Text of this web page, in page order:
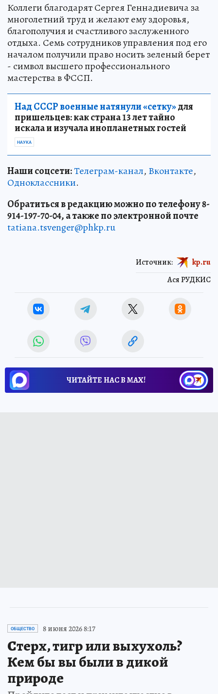
Коллеги благодарят Сергея Геннадиевича за
многолетний труд и желают ему здоровья,
благополучия и счастливого заслуженного
отдыха. Семь сотрудников управления под его
началом получили право носить зеленый берет
- символ высшего профессионального
мастерства в ФССП.
Над СССР военные натянули «сетку»для
пришельцев: как страна 13 лет тайно
искала и изучала инопланетных гостей
НАУКА
Наши соцсети:Телеграм-канал, Вконтакте,
Одноклассники.
Обратиться в редакцию можно по телефону 8-
914-197-70-04, а также по электронной почте
tatiana.tsvenger@phkp.ru
Ася РУДКИС
Источник: kp.ru
ЧИТАЙТЕ НАС В МАХ!
ОБЩЕСТВО 8 июня 2026 8:17
Стерх, тигр или выхухоль?
Кем бы вы были в дикой
природе